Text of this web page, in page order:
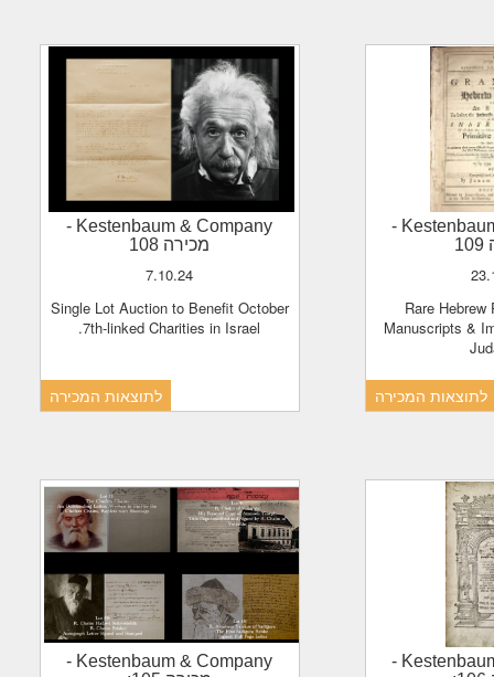
-
Rare Hebrew Printed Books,
Manuscripts &
לתוצאות המכירה
Kestenbaum & Company
-
מכירה 108
7.10.24
Single Lot Auction to Benefit October
7th-linked Charities in Israel.
לתוצאות המכירה
-
Kestenbaum & Company
-